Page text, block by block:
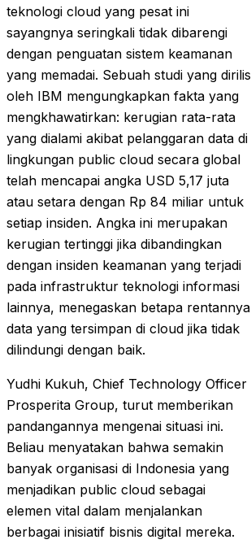
teknologi cloud yang pesat ini
sayangnya seringkali tidak dibarengi
dengan penguatan sistem keamanan
yang memadai. Sebuah studi yang dirilis
oleh IBM mengungkapkan fakta yang
mengkhawatirkan: kerugian rata-rata
yang dialami akibat pelanggaran data di
lingkungan public cloud secara global
telah mencapai angka USD 5,17 juta
atau setara dengan Rp 84 miliar untuk
setiap insiden. Angka ini merupakan
kerugian tertinggi jika dibandingkan
dengan insiden keamanan yang terjadi
pada infrastruktur teknologi informasi
lainnya, menegaskan betapa rentannya
data yang tersimpan di cloud jika tidak
dilindungi dengan baik.
Yudhi Kukuh, Chief Technology Officer
Prosperita Group, turut memberikan
pandangannya mengenai situasi ini.
Beliau menyatakan bahwa semakin
banyak organisasi di Indonesia yang
menjadikan public cloud sebagai
elemen vital dalam menjalankan
berbagai inisiatif bisnis digital mereka.